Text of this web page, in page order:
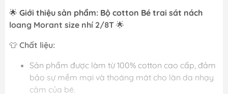
🌟 Giới thiệu sản phẩm: Bộ cotton Bé trai sát nách
loang Morant size nhí 2/8T 🌟
👕 Chất liệu:
Sản phẩm được làm từ 100% cotton cao cấp, đảm
bảo sự mềm mại và thoáng mát cho làn da nhạy
cảm của bé.